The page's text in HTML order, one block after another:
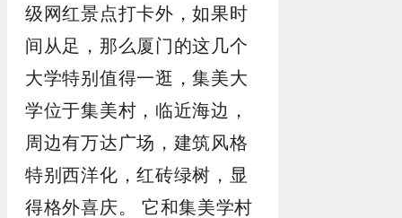
级网红景点打卡外，如果时
间从足，那么厦门的这几个
大学特别值得一逛，集美大
学位于集美村，临近海边，
周边有万达广场，建筑风格
特别西洋化，红砖绿树，显
得格外喜庆。 它和集美学村